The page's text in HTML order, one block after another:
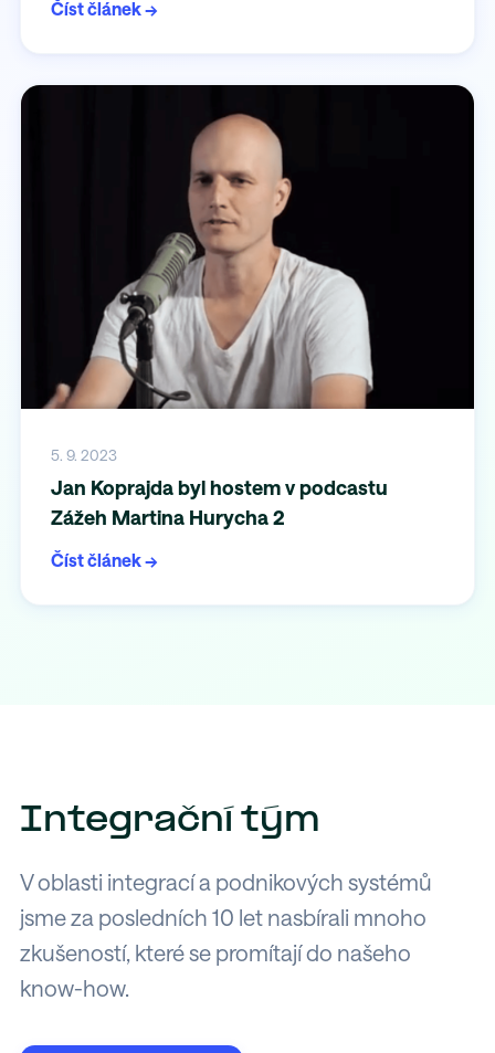
Číst článek →
5. 9. 2023
Jan Koprajda byl hostem v podcastu
Zážeh Martina Hurycha 2
Číst článek →
Integrační tým
V oblasti integrací a podnikových systémů
jsme za posledních 10 let nasbírali mnoho
zkušeností, které se promítají do našeho
know-how.